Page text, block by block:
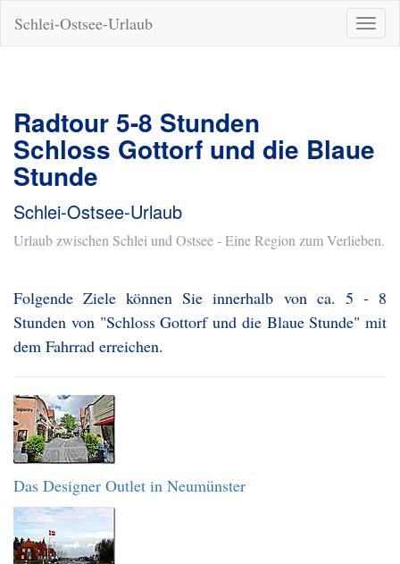
ein-/
Schlei-Ostsee-Urlaub
Radtour 5-8 Stunden
Schloss Gottorf und die Blaue
Stunde
Schlei-Ostsee-Urlaub
Urlaub zwischen Schlei und Ostsee - Eine Region zum Verlieben.
Folgende Ziele können Sie innerhalb von ca. 5 - 8
Stunden von "Schloss Gottorf und die Blaue Stunde" mit
dem Fahrrad erreichen.
Das Designer Outlet in Neumünster